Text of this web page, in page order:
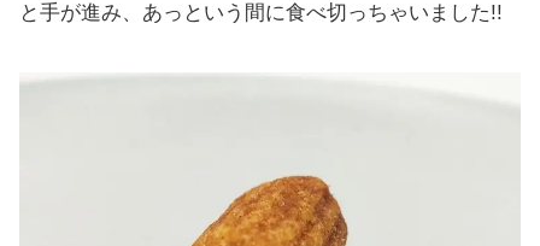
と手が進み、あっという間に食べ切っちゃいました!!